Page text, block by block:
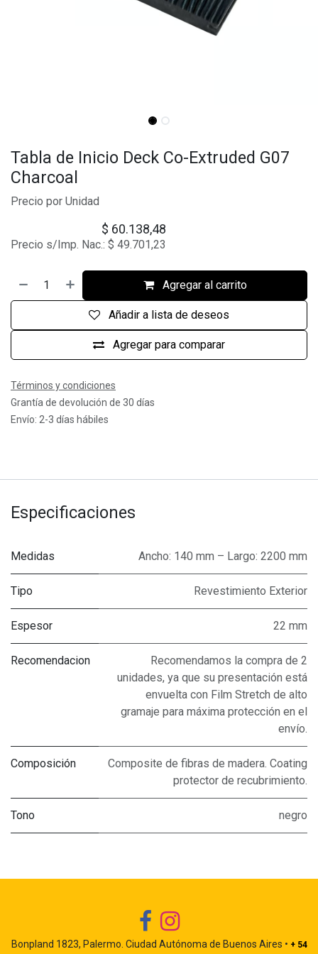
Tabla de Inicio Deck Co-Extruded G07
Charcoal
Precio por Unidad
$ 60.138,48
Precio s/Imp. Nac.: $ 49.701,23
Agregar al carrito
Agregar para comparar
Añadir a lista de deseos
Términos y condiciones
Grantía de devolución de 30 días
Envío: 2-3 días hábiles
Especificaciones
Medidas Ancho: 140 mm – Largo: 2200 mm
Tipo Revestimiento Exterior
Espesor 22 mm
Recomendacion
Recomendamos la compra de 2
unidades, ya que su presentación está
envuelta con Film Stretch de alto
gramaje para máxima protección en el
envío.
Composición
Composite de fibras de madera. Coating
protector de recubrimiento.
Tono negro
Bonpland 1823, Palermo. Ciudad Autónoma de Buenos Aires • + 54